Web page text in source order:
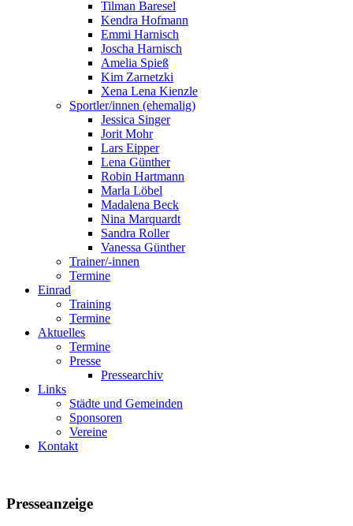
Tilman Baresel
Kendra Hofmann
Emmi Harnisch
Joscha Harnisch
Amelia Spieß
Kim Zarnetzki
Xena Lena Kienzle
Sportler/innen (ehemalig)
Jessica Singer
Jorit Mohr
Lars Eipper
Lena Günther
Robin Hartmann
Marla Löbel
Madalena Beck
Nina Marquardt
Sandra Roller
Vanessa Günther
Trainer/-innen
Termine
Einrad
Training
Termine
Aktuelles
Termine
Presse
Pressearchiv
Links
Städte und Gemeinden
Sponsoren
Vereine
Kontakt
Presseanzeige